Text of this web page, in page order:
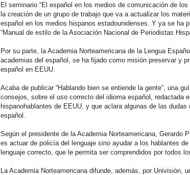
El seminario “El español en los medios de comunicación de
la creación de un grupo de trabajo que va a actualizar los
español en los medios hispanos estadounidenses. Y ya se ha
“Manual de estilo de la Asociación Nacional de Periodistas
Por su parte, la Academia Norteamericana de la Lengua
academias del español, se ha fijado como misión preservar y
español en EEUU.
Acaba de publicar “Hablando bien se entiende la gente”, una
consejos, sobre el uso correcto del idioma español, redactada
hispanohablantes de EEUU, y que aclara algunas de las
español.
Según el presidente de la Academia Norteamericana, Gerardo
es actuar de policía del lenguaje sino ayudar a los hablantes
lenguaje correcto, que le permita ser comprendidos por todos
La Academia Norteamericana difunde, además, por Univisión,